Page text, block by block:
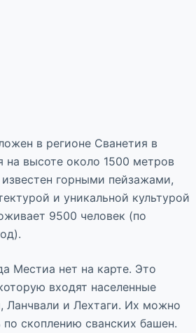
в регионе Сванетия в
на высоте около 1500 метров
горными пейзажами,
и уникальной культурой
9500 человек (по
Местиа нет на карте. Это
входят населенные
Ланчвали и Лехтаги. Их можно
по скоплению сванских башен.